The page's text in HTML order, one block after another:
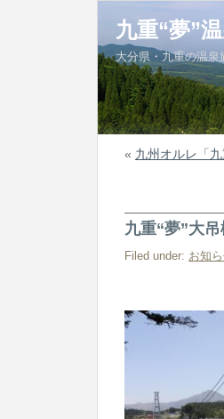
九重“夢”
大分県・九重の温泉
« 九州オルレ「
九重“夢”大
Filed under: お知